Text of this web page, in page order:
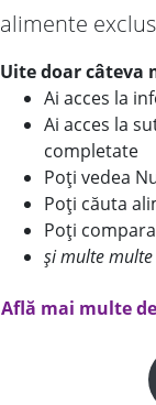
alimente
Uite doar câteva
Ai acces la
Ai acces la
completate
Poți vedea
Poți căuta
Poți
și multe multe
Află mai multe